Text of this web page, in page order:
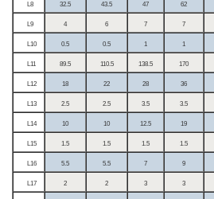
L8 32.5 43.5 47 62
L9 4 6 7 7
L10 0.5 0.5 1 1
L11 89.5 110.5 138.5 170
L12 18 22 28 36
L13 2.5 2.5 3.5 3.5
L14 10 10 12.5 19
L15 1.5 1.5 1.5 1.5
L16 5.5 5.5 7 9
L17 2 2 3 3